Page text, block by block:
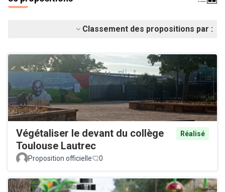
Classement des propositions par :
Végétaliser le devant du collège
Toulouse Lautrec
Réalisé
Proposition officielle 0